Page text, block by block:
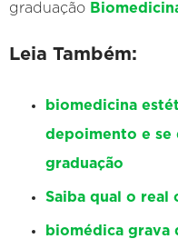
graduação
Leia Também:
biomedicina
depoimento e se
graduação
Saiba qual o real
biomédica grava